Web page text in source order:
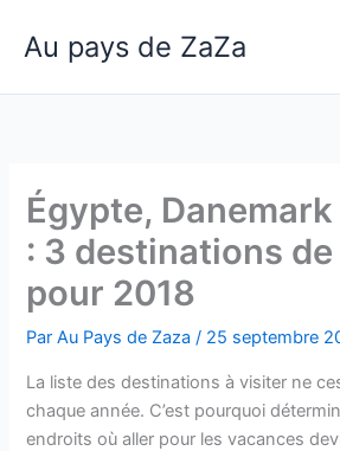
Au pays de ZaZa
Égypte,
: 3 destinations
pour 2018
ParAu Pays de Zaza/ 25 septembre
La liste des destinations à visiter ne
chaque année. C’est pourquoi
endroits où aller pour les vacances